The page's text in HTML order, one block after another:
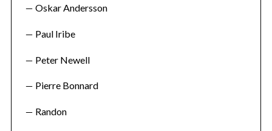
Oskar Andersson
Paul Iribe
Peter Newell
Pierre Bonnard
Randon